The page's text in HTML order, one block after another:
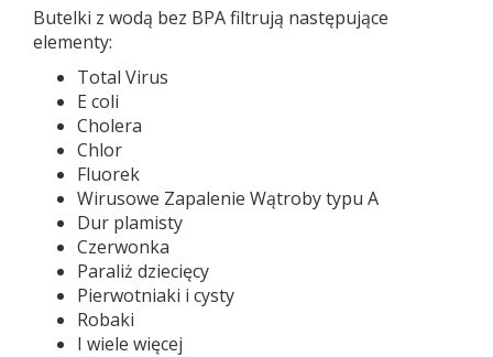
Butelki z wodą bez BPA filtrują następujące
elementy:
Total Virus
E coli
Cholera
Chlor
Fluorek
Wirusowe Zapalenie Wątroby typu A
Dur plamisty
Czerwonka
Paraliż dziecięcy
Pierwotniaki i cysty
Robaki
I wiele więcej